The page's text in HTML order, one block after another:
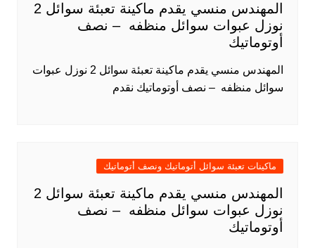
المهندس منسي يقدم ماكينة تعبئة سوائل 2
نوزل عبوات سوائل منظفه – نصف
أوتوماتيك
المهندس منسي يقدم ماكينة تعبئة سوائل 2 نوزل عبوات
سوائل منظفه – نصف أوتوماتيك نقدم
ماكينات تعبئة سوائل أتوماتيك ونصف أتوماتيك
المهندس منسي يقدم ماكينة تعبئة سوائل 2
نوزل عبوات سوائل منظفه – نصف
أوتوماتيك